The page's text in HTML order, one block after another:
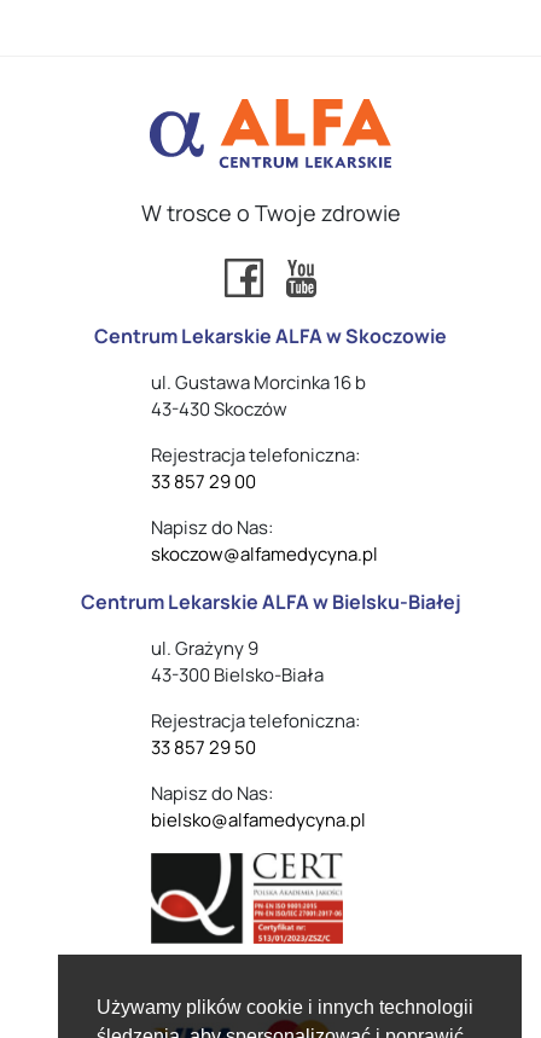
Używamy plików cookie i innych technologii
W trosce o Twoje zdrowie
Centrum Lekarskie ALFA w Skoczowie
ul. Gustawa Morcinka 16 b
43-430 Skoczów
Rejestracja telefoniczna:
33 857 29 00
Napisz do Nas:
skoczow@alfamedycyna.pl
Centrum Lekarskie ALFA w Bielsku-Białej
ul. Grażyny 9
43-300 Bielsko-Biała
Rejestracja telefoniczna:
33 857 29 50
Napisz do Nas:
bielsko@alfamedycyna.pl